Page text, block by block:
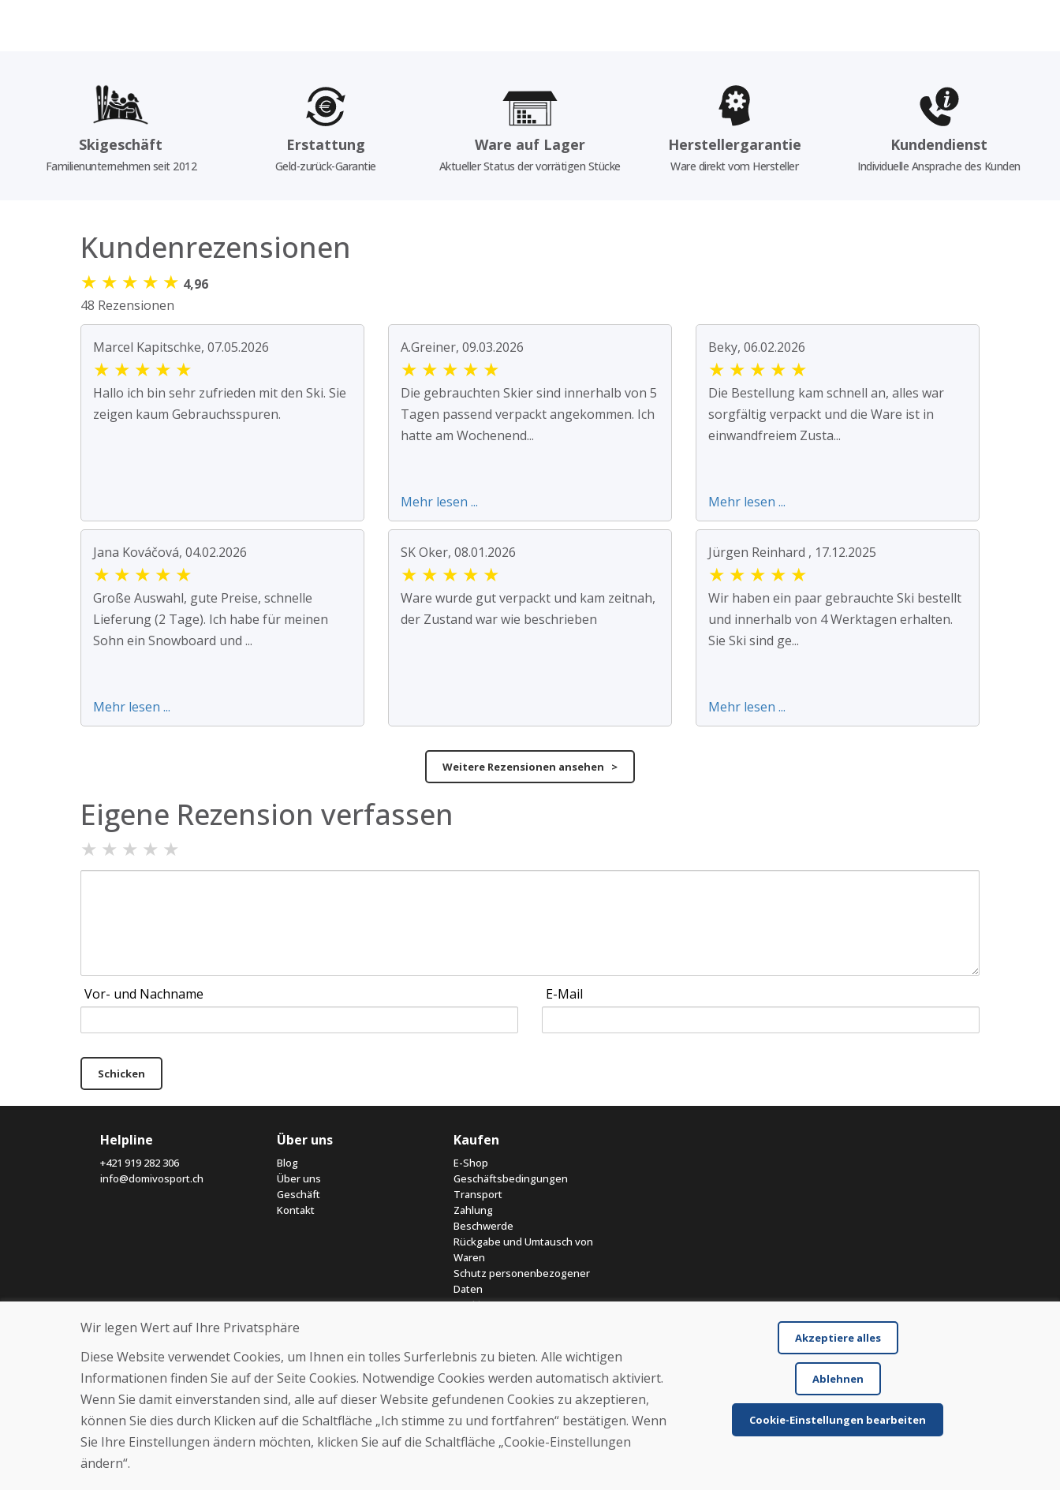
Skigeschäft
Familienunternehmen seit 2012
Erstattung
Geld-zurück-Garantie
Ware auf Lager
Aktueller Status der vorrätigen Stücke
Herstellergarantie
Ware direkt vom Hersteller
Kundendienst
Individuelle Ansprache des Kunden
Kundenrezensionen
★ ★ ★ ★ ★ 4,96
48 Rezensionen
Marcel Kapitschke, 07.05.2026
★ ★ ★ ★ ★
Hallo ich bin sehr zufrieden mit den Ski. Sie
zeigen kaum Gebrauchsspuren.
A.Greiner, 09.03.2026
★ ★ ★ ★ ★
Die gebrauchten Skier sind innerhalb von 5
Tagen passend verpackt angekommen. Ich
hatte am Wochenend...
Mehr lesen ...
Beky, 06.02.2026
★ ★ ★ ★ ★
Die Bestellung kam schnell an, alles war
sorgfältig verpackt und die Ware ist in
einwandfreiem Zusta...
Mehr lesen ...
Jana Kováčová, 04.02.2026
★ ★ ★ ★ ★
Große Auswahl, gute Preise, schnelle
Lieferung (2 Tage). Ich habe für meinen
Sohn ein Snowboard und ...
Mehr lesen ...
SK Oker, 08.01.2026
★ ★ ★ ★ ★
Ware wurde gut verpackt und kam zeitnah,
der Zustand war wie beschrieben
Jürgen Reinhard , 17.12.2025
★ ★ ★ ★ ★
Wir haben ein paar gebrauchte Ski bestellt
und innerhalb von 4 Werktagen erhalten.
Sie Ski sind ge...
Mehr lesen ...
Weitere Rezensionen ansehen >
Eigene Rezension verfassen
★ ★ ★ ★ ★
Vor- und Nachname E-Mail
Schicken
Helpline
+421 919 282 306
info@domivosport.ch
Über uns
Blog
Über uns
Geschäft
Kontakt
Kaufen
E-Shop
Geschäftsbedingungen
Transport
Zahlung
Beschwerde
Rückgabe und Umtausch von
Waren
Schutz personenbezogener
Daten
Cookies
© DOMIVOSPORT 2026, Alle Rechte vorbehalten
Website-Erstellung Erstellung von E-Shops
Wir legen Wert auf Ihre Privatsphäre
Diese Website verwendet Cookies, um Ihnen ein tolles Surferlebnis zu bieten. Alle wichtigen
Informationen finden Sie auf der Seite Cookies. Notwendige Cookies werden automatisch aktiviert.
Wenn Sie damit einverstanden sind, alle auf dieser Website gefundenen Cookies zu akzeptieren,
können Sie dies durch Klicken auf die Schaltfläche „Ich stimme zu und fortfahren“ bestätigen. Wenn
Sie Ihre Einstellungen ändern möchten, klicken Sie auf die Schaltfläche „Cookie-Einstellungen
ändern“.
Akzeptiere alles
Ablehnen
Cookie-Einstellungen bearbeiten